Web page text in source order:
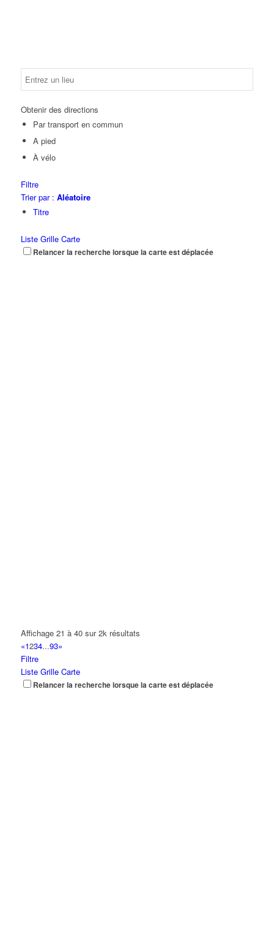
Obtenir des directions
Par transport en commun
A pied
À vélo
Filtre
Trier par : Aléatoire
Titre
Liste Grille Carte
Relancer la recherche lorsque la carte est déplacée
Affichage 21 à 40 sur 2k résultats
«1234...93»
Filtre
Liste Grille Carte
Relancer la recherche lorsque la carte est déplacée